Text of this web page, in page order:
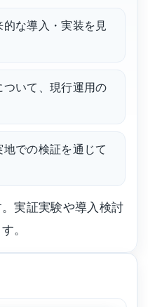
な導入・実装を見
いて、現行運用の
での検証を通じて
実証実験や導入検討
。